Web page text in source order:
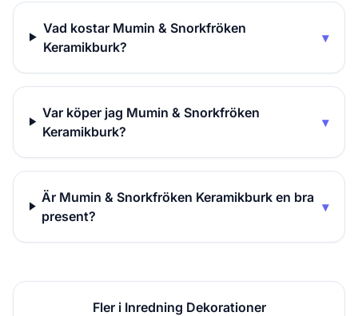
Vad kostar Mumin & Snorkfröken
Keramikburk?
▾
Var köper jag Mumin & Snorkfröken
Keramikburk?
▾
Är Mumin & Snorkfröken Keramikburk en bra
present?
▾
Fler i Inredning Dekorationer